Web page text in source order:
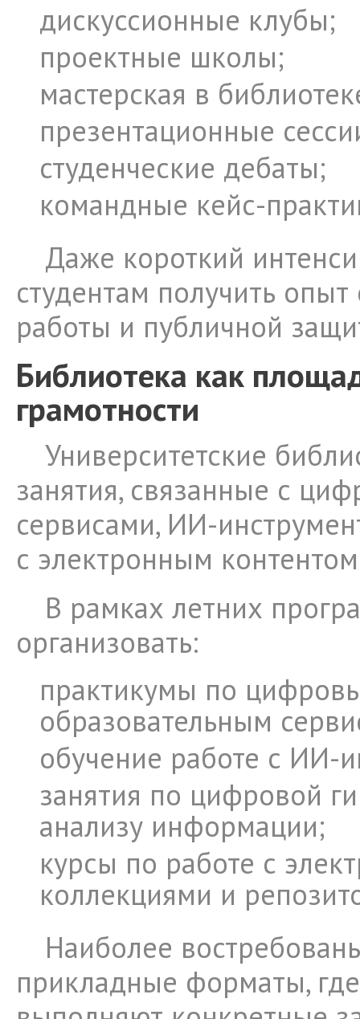
дискуссионные клубы;
проектные школы;
мастерская в
презентационные
студенческие дебаты;
командные кейс-
Даже короткий
студентам получить
работы и публичной
Библиотека как
грамотности
Университетские
занятия, связанные с
сервисами, ИИ-
с электронным
В рамках летних
организовать:
практикумы по
образовательным
обучение работе с ИИ-
занятия по цифровой
анализу информации;
курсы по работе с
коллекциями и
Наиболее
прикладные форматы,